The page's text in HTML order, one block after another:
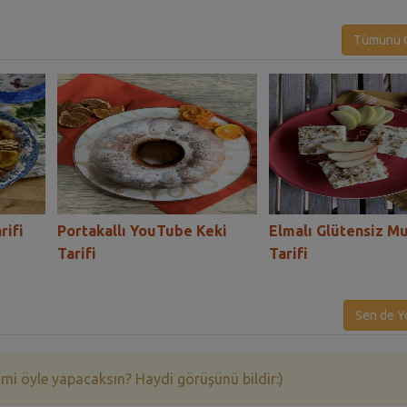
Tümünü
Portakallı YouTube Keki
Tarifi
Elmalı Glütensiz
Tarifi
Sen de
öyle yapacaksın? Haydi görüşünü bildir:)